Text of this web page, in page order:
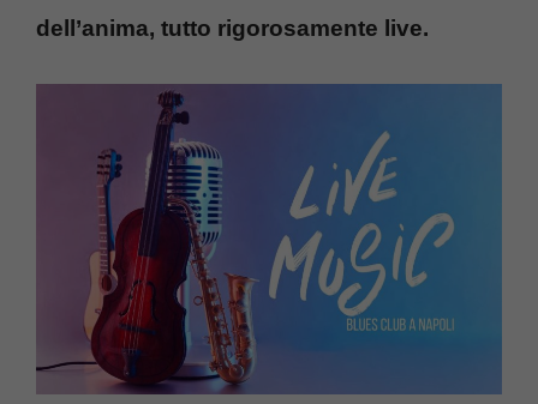
dell’anima, tutto rigorosamente live.